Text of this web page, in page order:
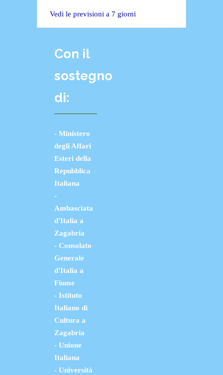
Vedi le previsioni a 7 giorni
Con il
sostegno
di:
- Ministero
degli Affari
Esteri della
Repubblica
Italiana
-
Ambasciata
d'Italia a
Zagabria
- Consolato
Generale
d'Italia a
Fiume
- Istituto
Italiano di
Cultura a
Zagabria
- Unione
Italiana
- Università